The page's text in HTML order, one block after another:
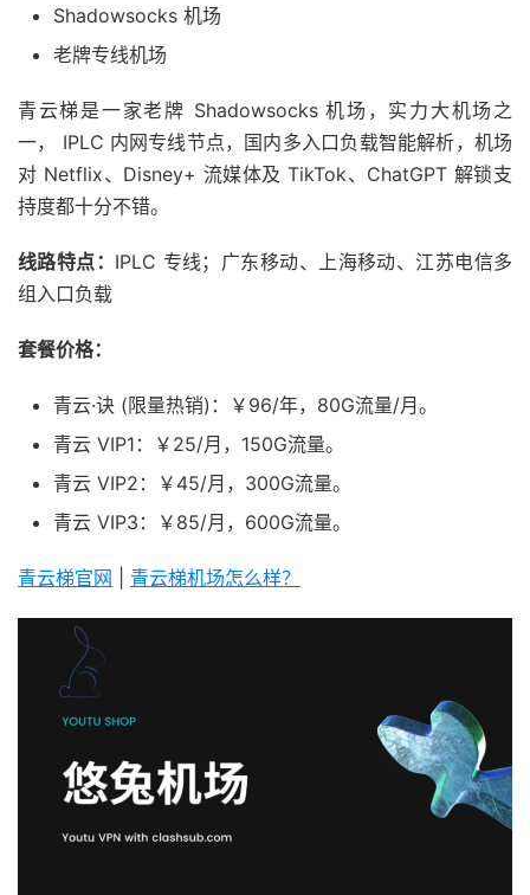
Shadowsocks 机场
老牌专线机场
青云梯是一家老牌 Shadowsocks 机场，实力大机场之
一， IPLC 内网专线节点，国内多入口负载智能解析，机场
对 Netflix、Disney+ 流媒体及 TikTok、ChatGPT 解锁支
持度都十分不错。
线路特点： IPLC 专线；广东移动、上海移动、江苏电信多
组入口负载
套餐价格：
青云·诀 (限量热销)：￥96/年，80G流量/月。
青云 VIP1：￥25/月，150G流量。
青云 VIP2：￥45/月，300G流量。
青云 VIP3：￥85/月，600G流量。
青云梯官网 青云梯机场怎么样？